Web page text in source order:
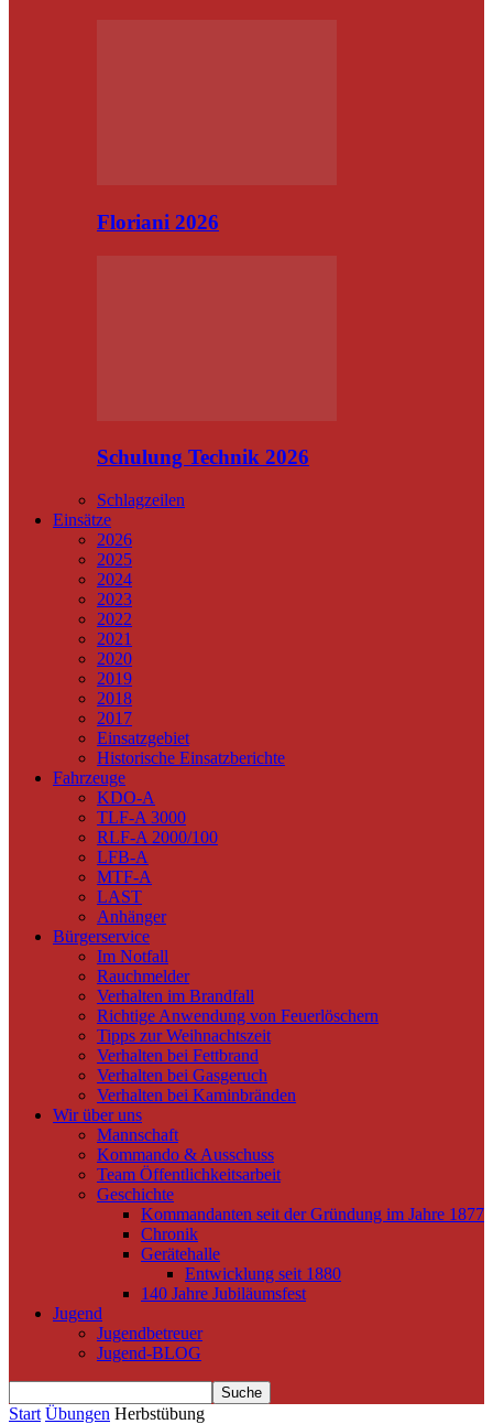
Floriani 2026
Schulung Technik 2026
Schlagzeilen
Einsätze
2026
2025
2024
2023
2022
2021
2020
2019
2018
2017
Einsatzgebiet
Historische Einsatzberichte
Fahrzeuge
KDO-A
TLF-A 3000
RLF-A 2000/100
LFB-A
MTF-A
LAST
Anhänger
Bürgerservice
Im Notfall
Rauchmelder
Verhalten im Brandfall
Richtige Anwendung von Feuerlöschern
Tipps zur Weihnachtszeit
Verhalten bei Fettbrand
Verhalten bei Gasgeruch
Verhalten bei Kaminbränden
Wir über uns
Mannschaft
Kommando & Ausschuss
Team Öffentlichkeitsarbeit
Geschichte
Kommandanten seit der Gründung im Jahre 1877
Chronik
Gerätehalle
Entwicklung seit 1880
140 Jahre Jubiläumsfest
Jugend
Jugendbetreuer
Jugend-BLOG
Start Übungen Herbstübung